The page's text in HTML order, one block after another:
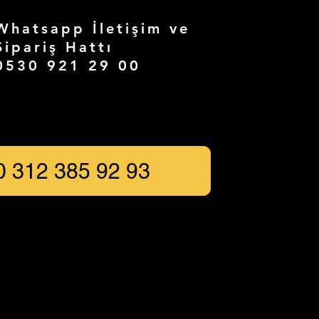
İletişim ve
Hattı
921 29 00
312 385 92 93